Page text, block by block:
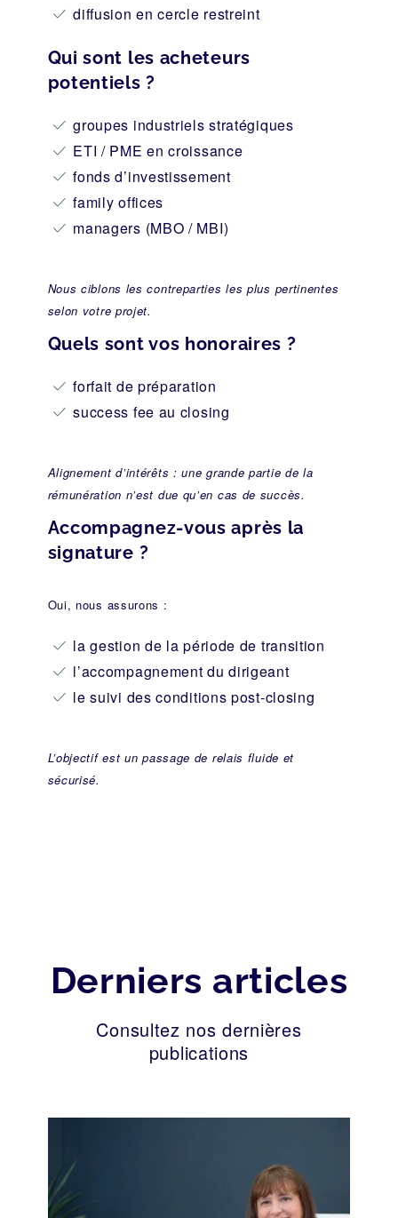
diffusion en cercle restreint
Qui sont les acheteurs
potentiels ?
groupes industriels stratégiques
ETI / PME en croissance
fonds d’investissement
family offices
managers (MBO / MBI)
Nous ciblons les contreparties les plus pertinentes
selon votre projet.
Quels sont vos honoraires ?
forfait de préparation
success fee au closing
Alignement d’intérêts : une grande partie de la
rémunération n’est due qu’en cas de succès.
Accompagnez-vous après la
signature ?
Oui, nous assurons :
la gestion de la période de transition
l’accompagnement du dirigeant
le suivi des conditions post-closing
L’objectif est un passage de relais fluide et
sécurisé.
Derniers articles
Consultez nos dernières
publications